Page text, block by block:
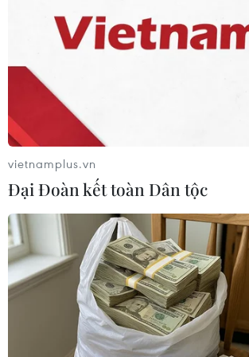
phim nên được giao cho chính
xuất, phát hành tự làm, khuyến
chủ, tự chịu trách nhiệm của đoàn
“Không nên sợ họ thiếu khả năng
tự đi tìm kiếm chuyên gia. Một khi
việc ấy, Luật Điện ảnh sửa đổi sẽ
trí họ,” ông Trần Thanh Hiệp nêu
vietnamplus.vn
Đại Đoàn kết toàn Dân tộc